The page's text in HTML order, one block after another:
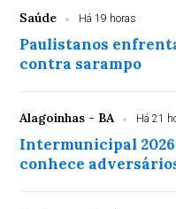
Saúde Há 19 horas
Paulistanos
contra sarampo
Alagoinhas - BA Há 21
Intermunicipal
conhece